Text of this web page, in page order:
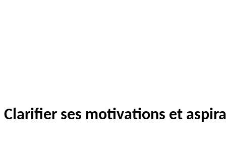
Clarifier ses motivations et